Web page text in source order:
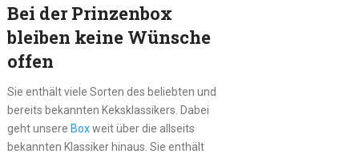
Bei der Prinzenbox
bleiben keine Wünsche
offen
Sie enthält viele Sorten des beliebten und
bereits bekannten Keksklassikers. Dabei
geht unsere Boxweit über die allseits
bekannten Klassiker hinaus. Sie enthält